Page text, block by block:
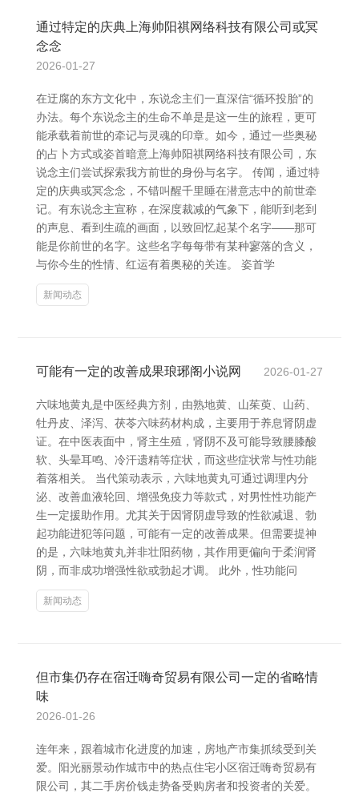
通过特定的庆典上海帅阳祺网络科技有限公司或冥
念念
2026-01-27
在迂腐的东方文化中，东说念主们一直深信“循环投胎”的
办法。每个东说念主的生命不单是是这一生的旅程，更可
能承载着前世的牵记与灵魂的印章。如今，通过一些奥秘
的占卜方式或姿首暗意上海帅阳祺网络科技有限公司，东
说念主们尝试探索我方前世的身份与名字。 传闻，通过特
定的庆典或冥念念，不错叫醒千里睡在潜意志中的前世牵
记。有东说念主宣称，在深度裁减的气象下，能听到老到
的声息、看到生疏的画面，以致回忆起某个名字——那可
能是你前世的名字。这些名字每每带有某种寥落的含义，
与你今生的性情、红运有着奥秘的关连。 姿首学
新闻动态
可能有一定的改善成果琅琊阁小说网 2026-01-27
六味地黄丸是中医经典方剂，由熟地黄、山茱萸、山药、
牡丹皮、泽泻、茯苓六味药材构成，主要用于养息肾阴虚
证。在中医表面中，肾主生殖，肾阴不及可能导致腰膝酸
软、头晕耳鸣、冷汗遗精等症状，而这些症状常与性功能
着落相关。 当代策动表示，六味地黄丸可通过调理内分
泌、改善血液轮回、增强免疫力等款式，对男性性功能产
生一定援助作用。尤其关于因肾阴虚导致的性欲减退、勃
起功能进犯等问题，可能有一定的改善成果。但需要提神
的是，六味地黄丸并非壮阳药物，其作用更偏向于柔润肾
阴，而非成功增强性欲或勃起才调。 此外，性功能问
新闻动态
但市集仍存在宿迁嗨奇贸易有限公司一定的省略情
味
2026-01-26
连年来，跟着城市化进度的加速，房地产市集抓续受到关
爱。阳光丽景动作城市中的热点住宅小区宿迁嗨奇贸易有
限公司，其二手房价钱走势备受购房者和投资者的关爱。